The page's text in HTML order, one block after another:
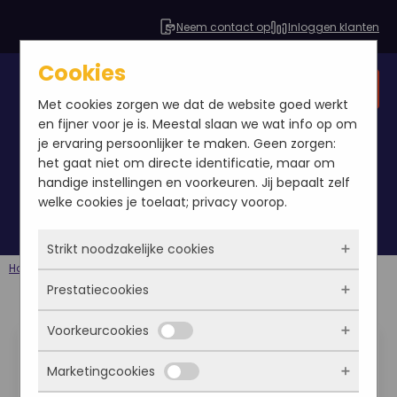
Neem contact op Inloggen klanten
landingspagina
Home Berichten landingspagina
Verkoopsites inzetten als
landingspagina voor
Cookies
Met cookies zorgen we dat de website goed werkt
en fijner voor je is. Meestal slaan we wat info op om
je ervaring persoonlijker te maken. Geen zorgen:
het gaat niet om directe identificatie, maar om
handige instellingen en voorkeuren. Jij bepaalt zelf
welke cookies je toelaat; privacy voorop.
Strikt noodzakelijke cookies
Deze cookies zorgen ervoor dat de website
überhaupt werkt. Ze zijn dus altijd actief en
kunnen niet worden uitgezet. Meestal worden
ze alleen geplaatst als jij iets doet, zoals
inloggen, een formulier invullen of je
Prestatiecookies
Met deze cookies zien we hoe vaak onze site
bezocht wordt, waar bezoekers vandaan
komen en welke pagina’s populair zijn. Zo
Voorkeurcookies
Deze cookies onthouden jouw voorkeuren.
Marketingcookies